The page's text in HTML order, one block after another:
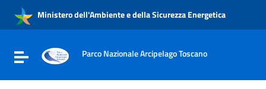
Vai al menu di navigazione
Vai al footer
Ministero dell'Ambiente e della Sicurezza Energetica
Attiva / disattiva la navigazione
Parco Nazionale Arcipelago Toscano